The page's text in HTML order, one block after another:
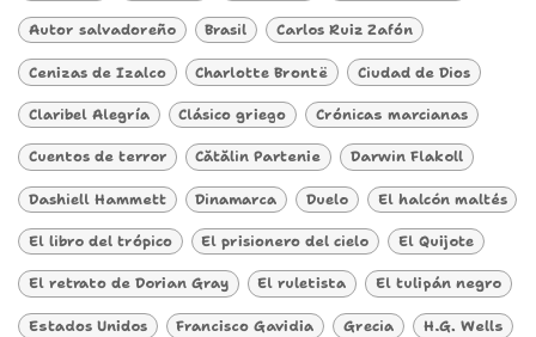
Autor salvadoreño Brasil Carlos Ruiz Zafón
Cenizas de Izalco Charlotte Brontë Ciudad de Dios
Claribel Alegría Clásico griego Crónicas marcianas
Cuentos de terror Cătălin Partenie Darwin Flakoll
Dashiell Hammett Dinamarca Duelo El halcón maltés
El libro del trópico El prisionero del cielo El Quijote
El retrato de Dorian Gray El ruletista El tulipán negro
Estados Unidos Francisco Gavidia Grecia H.G. Wells